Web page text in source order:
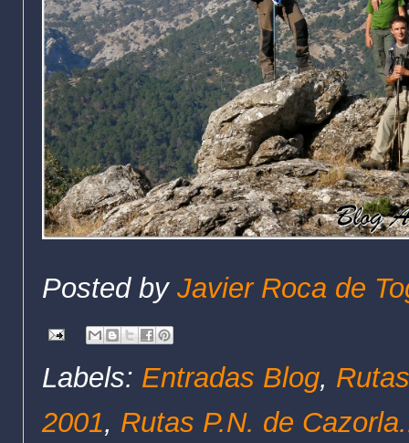
Posted by Javier Roca de
Labels: Entradas Blog,
2001, Rutas P.N. de